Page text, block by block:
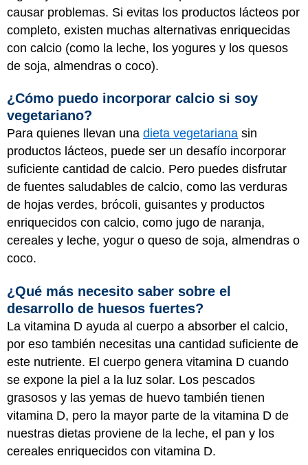
causar problemas. Si evitas los productos lácteos por
completo, existen muchas alternativas enriquecidas
con calcio (como la leche, los yogures y los quesos
de soja, almendras o coco).
¿Cómo puedo incorporar calcio si soy
vegetariano?
Para quienes llevan una dieta vegetariana sin
productos lácteos, puede ser un desafío incorporar
suficiente cantidad de calcio. Pero puedes disfrutar
de fuentes saludables de calcio, como las verduras
de hojas verdes, brócoli, guisantes y productos
enriquecidos con calcio, como jugo de naranja,
cereales y leche, yogur o queso de soja, almendras o
coco.
¿Qué más necesito saber sobre el
desarrollo de huesos fuertes?
La vitamina D ayuda al cuerpo a absorber el calcio,
por eso también necesitas una cantidad suficiente de
este nutriente. El cuerpo genera vitamina D cuando
se expone la piel a la luz solar. Los pescados
grasosos y las yemas de huevo también tienen
vitamina D, pero la mayor parte de la vitamina D de
nuestras dietas proviene de la leche, el pan y los
cereales enriquecidos con vitamina D.